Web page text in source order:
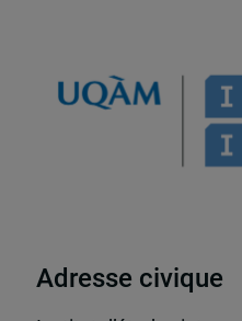
Adresse civique